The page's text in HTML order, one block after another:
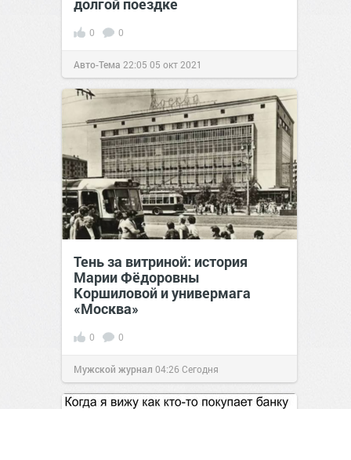
долгой поездке
0 0
Авто-Тема 22:05 05 окт 2021
Тень за витриной: история
Марии Фёдоровны
Коршиловой и универмага
«Москва»
0 0
Мужской журнал 04:26Сегодня